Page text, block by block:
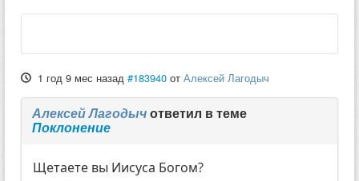
1 год 9 мес назад #183940 отАлексей Лагодыч
Алексей Лагодычответил в теме
Поклонение
Щетаете вы Иисуса Богом?